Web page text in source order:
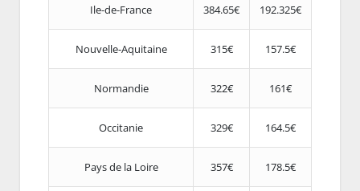
Ile-de-France 384.65€ 192.325€
Nouvelle-Aquitaine 315€ 157.5€
Normandie 322€ 161€
Occitanie 329€ 164.5€
Pays de la Loire 357€ 178.5€